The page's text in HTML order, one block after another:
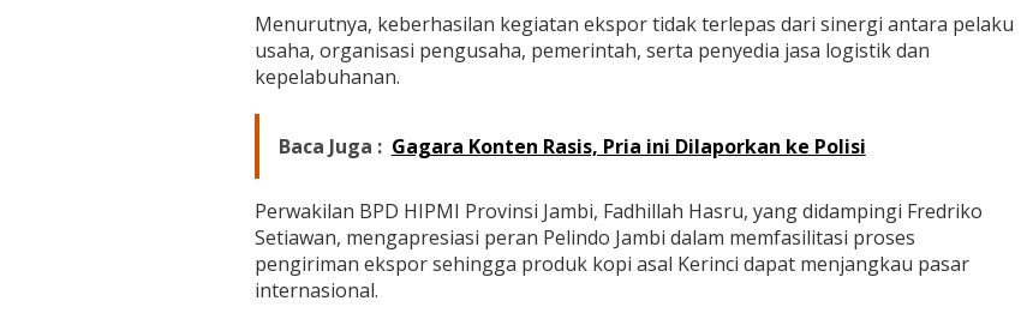
Menurutnya, keberhasilan kegiatan ekspor tidak terlepas dari sinergi antara pelaku
usaha, organisasi pengusaha, pemerintah, serta penyedia jasa logistik dan
kepelabuhanan.
Baca Juga : Gagara Konten Rasis, Pria ini Dilaporkan ke Polisi
Perwakilan BPD HIPMI Provinsi Jambi, Fadhillah Hasru, yang didampingi Fredriko
Setiawan, mengapresiasi peran Pelindo Jambi dalam memfasilitasi proses
pengiriman ekspor sehingga produk kopi asal Kerinci dapat menjangkau pasar
internasional.